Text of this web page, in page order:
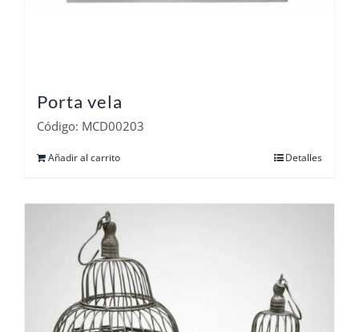
Porta vela
Código: MCD00203
Añadir al carrito Detalles